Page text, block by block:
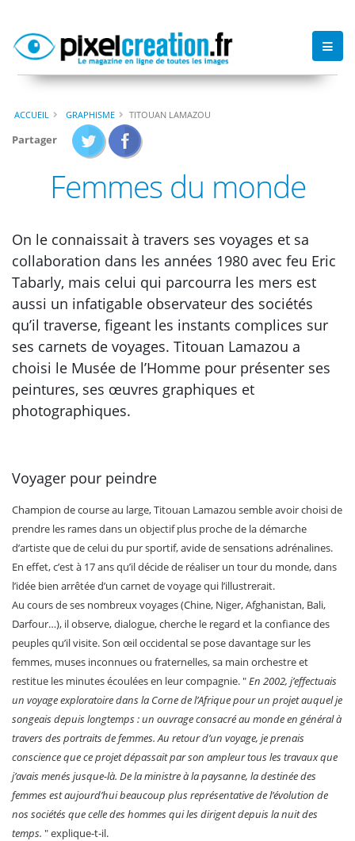
ACCUEIL GRAPHISME TITOUAN LAMAZOU
Partager
Femmes du monde
On le connaissait à travers ses voyages et sa
collaboration dans les années 1980 avec feu Eric
Tabarly, mais celui qui parcourra les mers est
aussi un infatigable observateur des sociétés
qu’il traverse, figeant les instants complices sur
ses carnets de voyages. Titouan Lamazou a
choisi le Musée de l’Homme pour présenter ses
peintures, ses œuvres graphiques et
photographiques.
Voyager pour peindre
Champion de course au large, Titouan Lamazou semble avoir choisi de
prendre les rames dans un objectif plus proche de la démarche
d’artiste que de celui du pur sportif, avide de sensations adrénalines.
En effet, c’est à 17 ans qu’il décide de réaliser un tour du monde, dans
l’idée bien arrêtée d’un carnet de voyage qui l’illustrerait.
Au cours de ses nombreux voyages (Chine, Niger, Afghanistan, Bali,
Darfour…), il observe, dialogue, cherche le regard et la confiance des
peuples qu’il visite. Son œil occidental se pose davantage sur les
femmes, muses inconnues ou fraternelles, sa main orchestre et
restitue les minutes écoulées en leur compagnie. "En 2002, j’effectuais
un voyage exploratoire dans la Corne de l’Afrique pour un projet auquel je
songeais depuis longtemps : un ouvrage consacré au monde en général à
travers des portraits de femmes. Au retour d’un voyage, je prenais
conscience que ce projet dépassait par son ampleur tous les travaux que
j’avais menés jusque-là. De la ministre à la paysanne, la destinée des
femmes est aujourd’hui beaucoup plus représentative de l’évolution de
nos sociétés que celle des hommes qui les dirigent depuis la nuit des
temps. " explique-t-il.